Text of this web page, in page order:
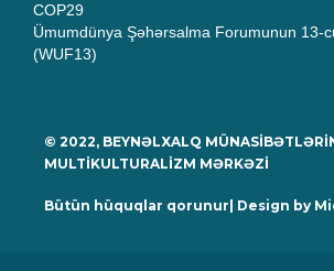
COP29
Ümumdünya Şəhərsalma Forumunun 13-
(WUF13)
© 2022, BEYNƏLXALQ
MULTİKULTURALİZM MƏRKƏZİ
Bütün hüquqlar qorunur| Design by